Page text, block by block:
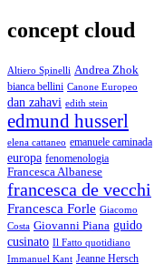
concept cloud
Altiero Spinelli Andrea Zhok
bianca bellini Canone Europeo
dan zahavi edith stein
edmund husserl
elena cattaneo emanuele caminada
europa fenomenologia
Francesca Albanese
francesca de vecchi
Francesca Forle Giacomo
Costa Giovanni Piana guido
cusinato Il Fatto quotidiano
Immanuel Kant Jeanne Hersch